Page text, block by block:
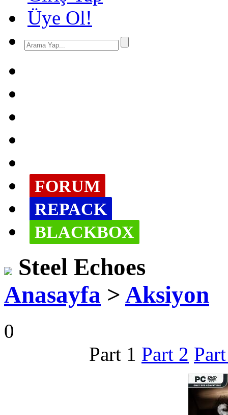
Üye Ol!
FORUM
REPACK
BLACKBOX
Steel Echoes
Anasayfa > Aksiyon
0
Part 1 Part 2